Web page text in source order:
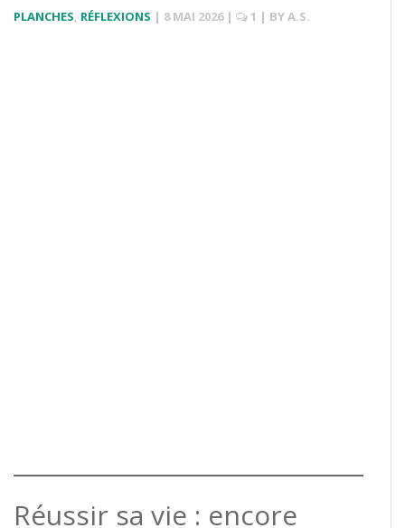
PLANCHES, RÉFLEXIONS | 8 MAI 2026 | 1 | BYA.S.
Réussir sa vie : encore